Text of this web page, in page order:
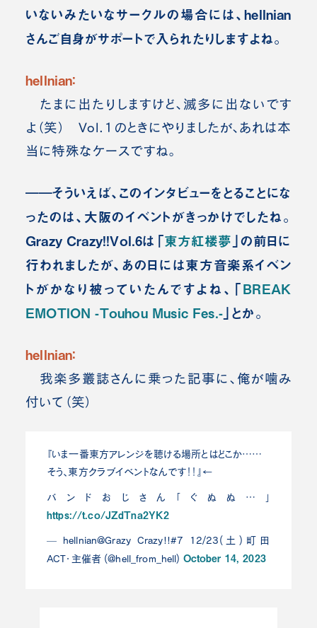
いないみたいなサークルの場合には、hellnian
さんご自身がサポートで入られたりしますよね。
hellnian：
たまに出たりしますけど、滅多に出ないです
よ（笑） Vol.１のときにやりましたが、あれは本
当に特殊なケースですね。
――そういえば、このインタビューをとることにな
ったのは、大阪のイベントがきっかけでしたね。
Grazy Crazy!!Vol.6は「東方紅楼夢 」の前日に
行われましたが、あの日には東方音楽系イベン
トがかなり被っていたんですよね、「BREAK
EMOTION -Touhou Music Fes.-」とか。
hellnian：
我楽多叢誌さんに乗った記事に、俺が噛み
付いて（笑）
『いま一番東方アレンジを聴ける場所とはどこか……
そう、東方クラブイベントなんです！！』←
バンドおじさん「ぐぬぬ…」
https://t.co/JZdTna2YK2
— hellnian@Grazy Crazy!!#7 12/23(土)町田
ACT・主催者 (@hell_from_hell) October 14, 2023